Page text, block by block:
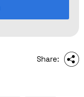
Share: